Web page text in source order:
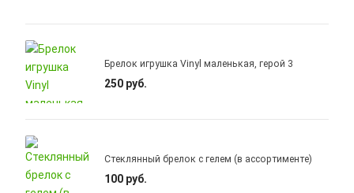
Брелок игрушка Vinyl маленькая, герой 3
250 руб.
Стеклянный брелок с гелем (в ассортименте)
100 руб.